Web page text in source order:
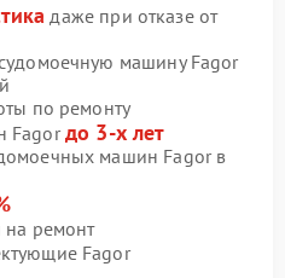
даже при отказе от
машину Fagor
по ремонту
Fagorдо 3-х лет
машин Fagor в
на ремонт
Fagor